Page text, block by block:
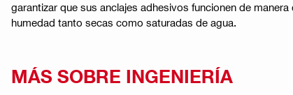
garantizar que sus anclajes adhesivos funcionen de
humedad tanto secas como saturadas de agua.
MÁS SOBRE INGENIERÍA